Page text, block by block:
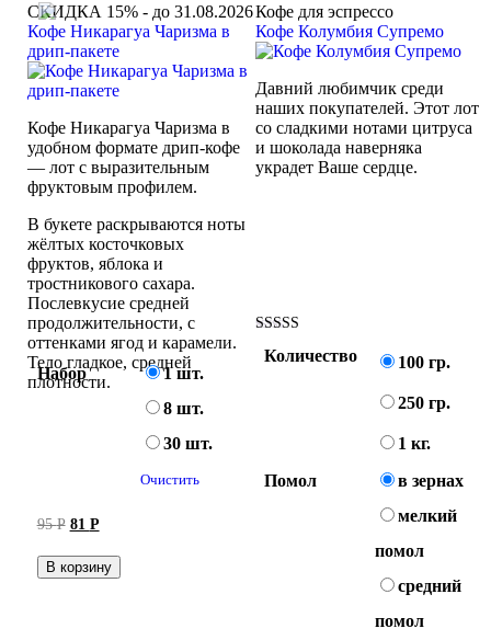
Кофе для эспрессо
Кофе Колумбия Супремо
Давний любимчик среди
наших покупателей. Этот лот
со сладкими нотами цитруса
и шоколада наверняка
украдет Ваше сердце.
5.00
Количество 100 гр.
250 гр.
1 кг.
Помол
в зернах
мелкий
помол
средний
помол
СКИДКА 15% - до 31.08.2026
Кофе Никарагуа Чаризма в
дрип-пакете
Кофе Никарагуа Чаризма в
удобном формате дрип-кофе
— лот с выразительным
фруктовым профилем.
В букете раскрываются ноты
жёлтых косточковых
фруктов, яблока и
тростникового сахара.
Послевкусие средней
продолжительности, с
оттенками ягод и карамели.
Тело гладкое, средней
плотности.
Набор
1 шт.
8 шт.
30 шт.
Очистить
95Р Первоначальная
составляла
95 руб..
81 РТекущая
81 руб..
В корзину